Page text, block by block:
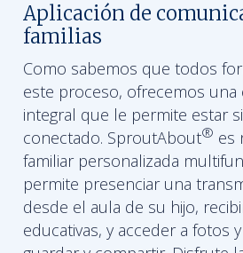
Aplicación de
familias
Como sabemos que todos
este proceso, ofrecemos una
integral que le permite estar
conectado. SproutAbout® es
familiar personalizada
permite presenciar una
desde el aula de su hijo,
educativas, y acceder a fotos